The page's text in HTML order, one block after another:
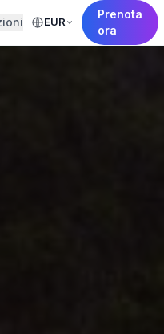
EUR
Prenota
ora